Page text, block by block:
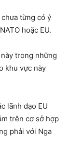
từng có ý
hoặc EU.
trong những
khu vực này
lãnh đạo EU
trên cơ sở hợp
phải với Nga